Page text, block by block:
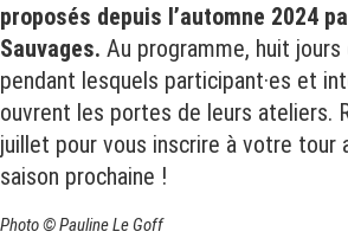
proposés depuis l’automne 2024
Sauvages. Au programme, huit
pendant lesquels participant·es et
ouvrent les portes de leurs ateliers.
juillet pour vous inscrire à votre tour
saison prochaine !
Photo © Pauline Le Goff